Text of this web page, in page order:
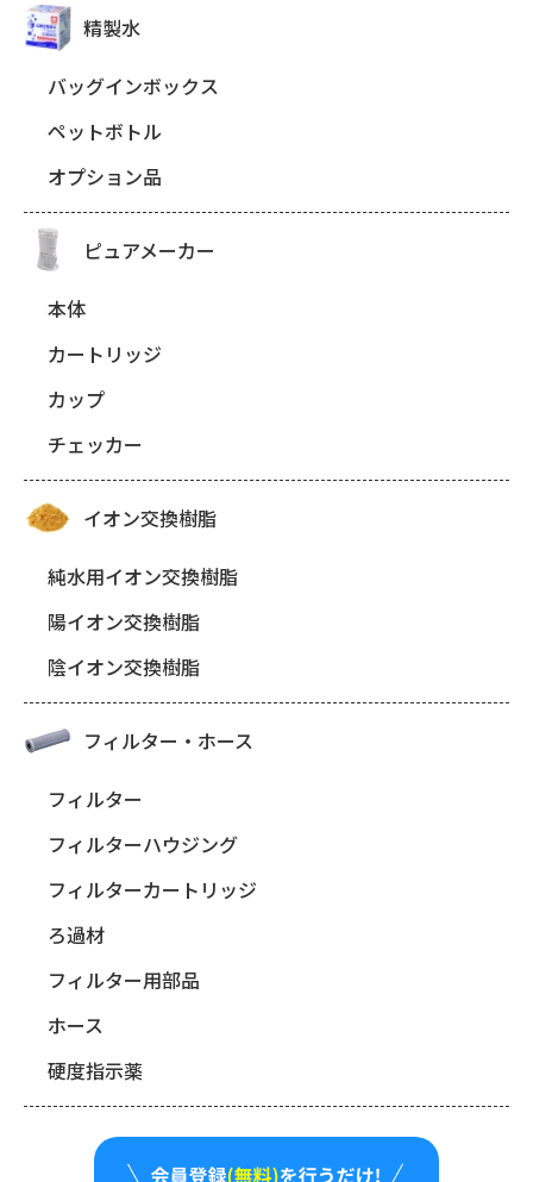
精製水
バッグインボックス
ペットボトル
オプション品
ピュアメーカー
本体
カートリッジ
カップ
チェッカー
イオン交換樹脂
純水用イオン交換樹脂
陽イオン交換樹脂
陰イオン交換樹脂
フィルター・ホース
フィルター
フィルターハウジング
フィルターカートリッジ
ろ過材
フィルター用部品
ホース
硬度指示薬